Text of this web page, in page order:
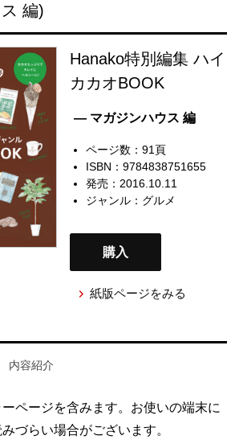
編)
Hanako特別編集 ハイ
カカオBOOK
— マガジンハウス 編
ページ数：91頁
ISBN：9784838751655
発売：2016.10.11
ジャンル： グルメ
購入
紙版ページをみる
内容紹介
ページを含みます。お使いの端末に
づらい場合がございます。